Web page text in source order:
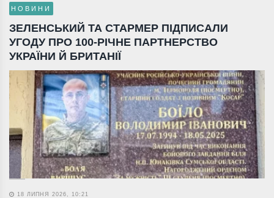
НОВИНИ
ЗЕЛЕНСЬКИЙ ТА СТАРМЕР ПІДПИСАЛИ
УГОДУ ПРО 100-РІЧНЕ ПАРТНЕРСТВО
УКРАЇНИ Й БРИТАНІЇ
18 ЛИПНЯ 2026, 10:21